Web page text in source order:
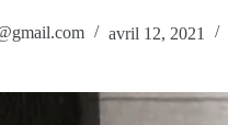
avril 12, 2021